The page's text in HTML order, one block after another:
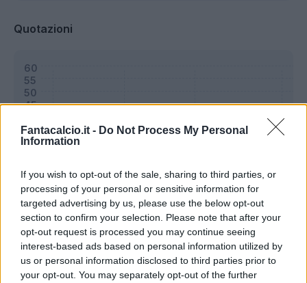
Fantacalcio.it - Do Not Process My Personal
Information
If you wish to opt-out of the sale, sharing to third parties, or
processing of your personal or sensitive information for
targeted advertising by us, please use the below opt-out
section to confirm your selection. Please note that after your
opt-out request is processed you may continue seeing
interest-based ads based on personal information utilized by
us or personal information disclosed to third parties prior to
your opt-out. You may separately opt-out of the further
Quotazioni
Classic Mantra